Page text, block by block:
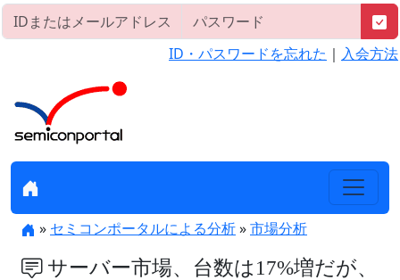
ID・パスワードを忘れた ｜ 入会方法
» セミコンポータルによる分析»市場分析
サーバー市場、台数は17%増だが、